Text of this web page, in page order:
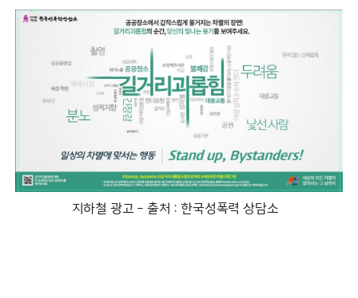
지하철 광고 – 출처 : 한국성폭력 상담소